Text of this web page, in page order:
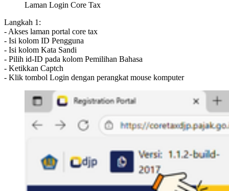
Laman Login Core Tax
Langkah 1:
- Akses laman portal core tax
- Isi kolom ID Pengguna
- Isi kolom Kata Sandi
- Pilih id-ID pada kolom Pemilihan Bahasa
- Ketikkan Captch
- Klik tombol Login dengan perangkat mouse komputer